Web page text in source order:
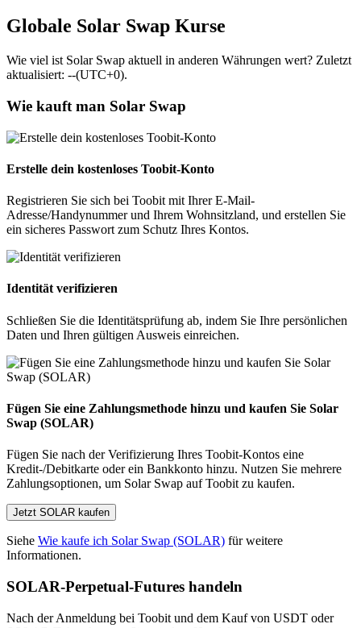
Globale Solar Swap Kurse
Wie viel ist Solar Swap aktuell in anderen Währungen wert? Zuletzt
aktualisiert: --(UTC+0).
Wie kauft man Solar Swap
Erstelle dein kostenloses Toobit-Konto
Registrieren Sie sich bei Toobit mit Ihrer E-Mail-
Adresse/Handynummer und Ihrem Wohnsitzland, und erstellen Sie
ein sicheres Passwort zum Schutz Ihres Kontos.
Identität verifizieren
Schließen Sie die Identitätsprüfung ab, indem Sie Ihre persönlichen
Daten und Ihren gültigen Ausweis einreichen.
Fügen Sie eine Zahlungsmethode hinzu und kaufen Sie Solar
Swap (SOLAR)
Fügen Sie nach der Verifizierung Ihres Toobit-Kontos eine
Kredit-/Debitkarte oder ein Bankkonto hinzu. Nutzen Sie mehrere
Zahlungsoptionen, um Solar Swap auf Toobit zu kaufen.
Jetzt SOLAR kaufen
Siehe Wie kaufe ich Solar Swap (SOLAR) für weitere
Informationen.
SOLAR-Perpetual-Futures handeln
Nach der Anmeldung bei Toobit und dem Kauf von USDT oder